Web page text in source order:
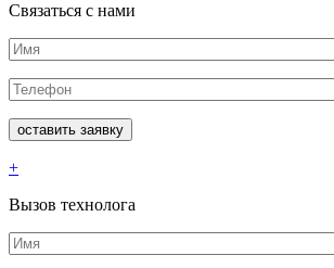
Связаться с нами
+
Вызов технолога